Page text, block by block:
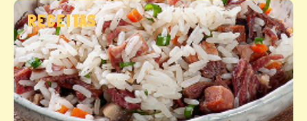
RECEITAS